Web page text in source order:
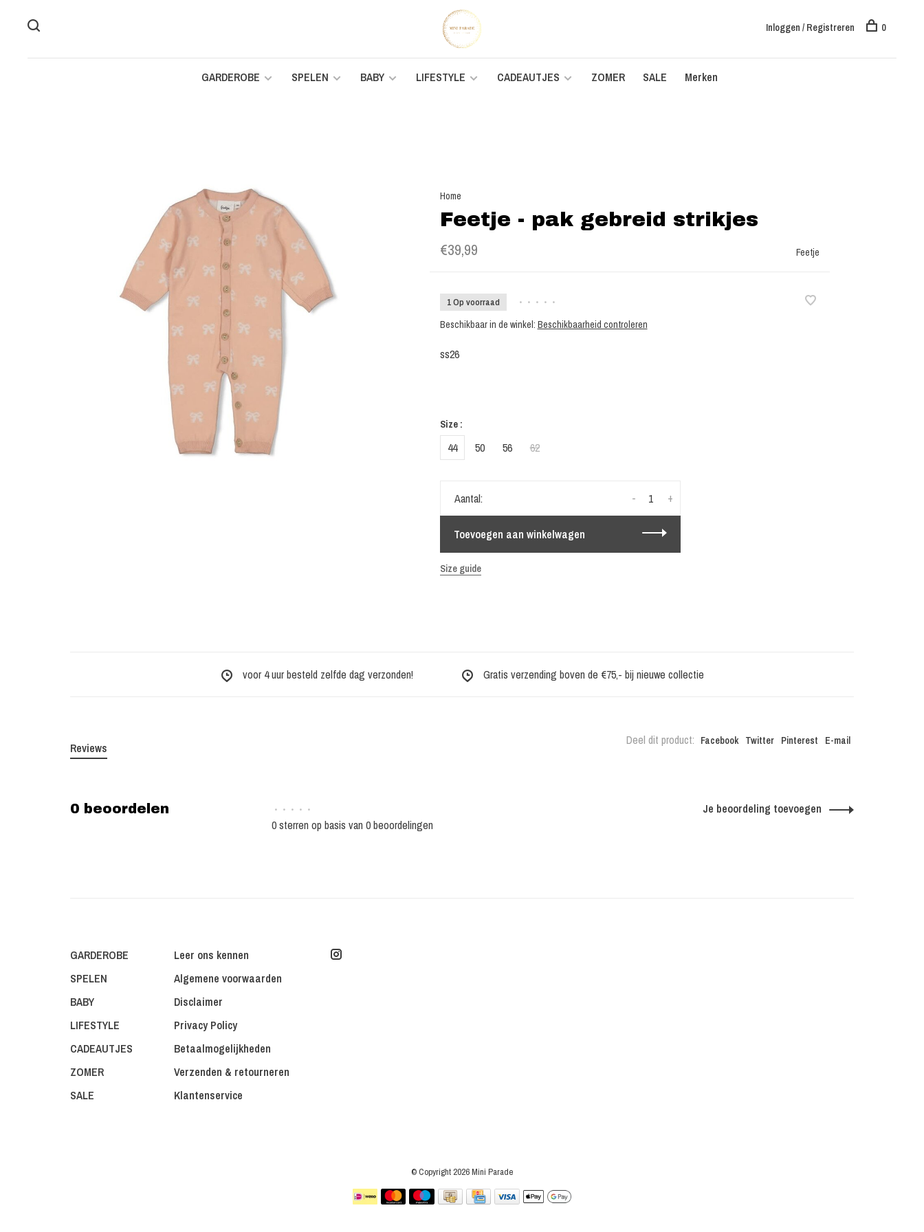
GARDEROBE SPELEN BABY LIFESTYLE CADEAUTJES ZOMER SALE Merken
Inloggen / Registreren 0
Home
Feetje - pak gebreid strikjes
€39,99 Feetje
1 Op voorraad • • • • •
Beschikbaar in de winkel: Beschikbaarheid controleren
ss26
Size :
44 50 56 62
Aantal: +
-
Toevoegen aan winkelwagen
Size guide
voor 4 uur besteld zelfde dag verzonden! Gratis verzending boven de €75,- bij nieuwe collectie
Deel dit product: Facebook Twitter Pinterest E-mail
Reviews
0 beoordelen • • • • •
0 sterren op basis van 0 beoordelingen
Je beoordeling toevoegen
GARDEROBE
SPELEN
BABY
LIFESTYLE
CADEAUTJES
ZOMER
SALE
Leer ons kennen
Algemene voorwaarden
Disclaimer
Privacy Policy
Betaalmogelijkheden
Verzenden & retourneren
Klantenservice
© Copyright 2026 Mini Parade